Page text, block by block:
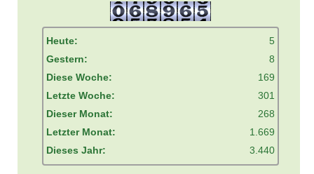
Heute:
5
Gestern:
8
Diese Woche:
169
Letzte Woche:
301
Dieser Monat:
268
Letzter Monat:
1.669
Dieses Jahr:
3.440